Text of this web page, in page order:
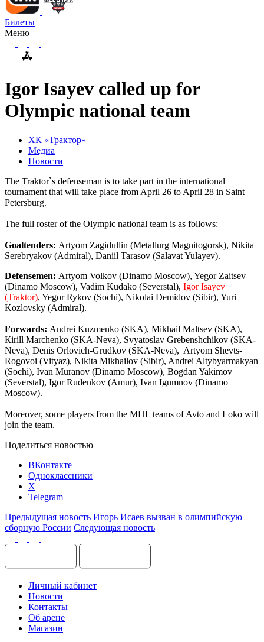
Билеты
Меню
Igor Isayev called up for
Olympic national team
ХК «Трактор»
Медиа
Новости
The Traktor`s defenseman is to take part in the international
tournament that will take place from April 26 to April 28 in Saint
Petersburg.
The full roster of the Olympic national team is as follows:
Goaltenders: Artyom Zagidullin (Metallurg Magnitogorsk), Nikita
Serebryakov (Admiral), Daniil Tarasov (Salavat Yulayev).
Defensemen: Artyom Volkov (Dinamo Moscow), Yegor Zaitsev
(Dinamo Moscow), Vadim Kudako (Severstal), Igor Isayev
(Traktor), Yegor Rykov (Sochi), Nikolai Demidov (Sibir), Yuri
Kozlovsky (Admiral).
Forwards: Andrei Kuzmenko (SKA), Mikhail Maltsev (SKA),
Кirill Marchenko (SKA-Neva), Svyatoslav Grebenshchikov (SKA-
Neva), Denis Orlovich-Grudkov (SKA-Neva), Artyom Shevts-
Rogovoi (Vityaz), Nikita Mikhailov (Sibir), Andrei Altybyarmakyan
(Sochi), Ivan Muranov (Dinamo Moscow), Bogdan Yakimov
(Severstal), Igor Rudenkov (Amur), Ivan Igumnov (Dinamo
Moscow).
Moreover, some players from the MHL teams of Avto and Loko will
join the team.
Поделиться новостью
ВКонтакте
Одноклассники
X
Telegram
Предыдущая новость Игорь Исаев вызван в олимпийскую
сборную России Следующая новость
Личный кабинет
Новости
Контакты
Об арене
Магазин